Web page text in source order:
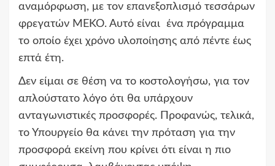
αναμόρφωση, με τον επανεξοπλισμό τεσσάρων
φρεγατών ΜΕΚΟ. Αυτό είναι ένα πρόγραμμα
το οποίο έχει χρόνο υλοποίησης από πέντε έως
επτά έτη.
Δεν είμαι σε θέση να το κοστολογήσω, για τον
απλούστατο λόγο ότι θα υπάρχουν
ανταγωνιστικές προσφορές. Προφανώς, τελικά,
το Υπουργείο θα κάνει την πρόταση για την
προσφορά εκείνη που κρίνει ότι είναι η πιο